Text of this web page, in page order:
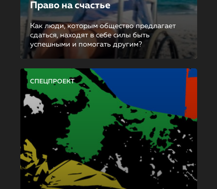
Право на счастье
Как люди, которым общество предлагает
сдаться, находят в себе силы быть
успешными и помогать другим?
СПЕЦПРОЕКТ